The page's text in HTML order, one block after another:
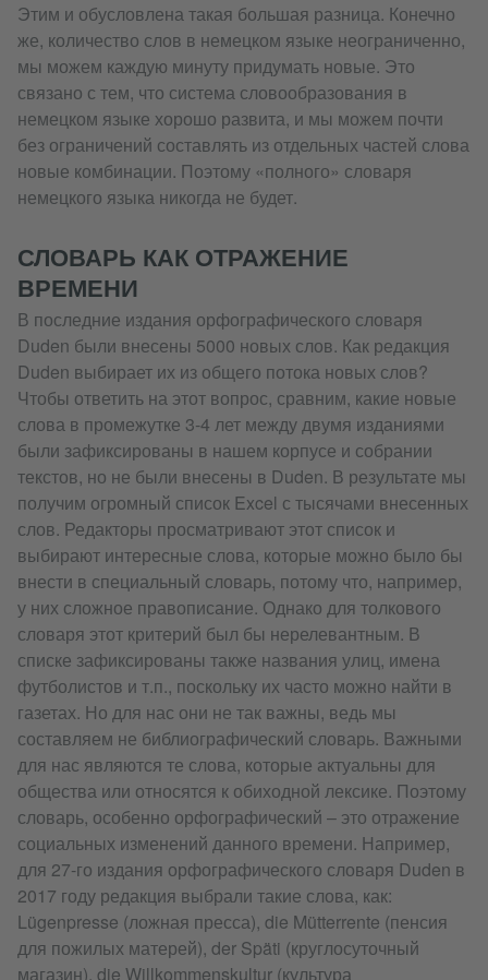
Этим и обусловлена такая большая разница. Конечно
же, количество слов в немецком языке неограниченно,
мы можем каждую минуту придумать новые. Это
связано с тем, что система словообразования в
немецком языке хорошо развита, и мы можем почти
без ограничений составлять из отдельных частей слова
новые комбинации. Поэтому «полного» словаря
немецкого языка никогда не будет.
СЛОВАРЬ КАК ОТРАЖЕНИЕ
ВРЕМЕНИ
В последние издания орфографического словаря
Duden были внесены 5000 новых слов. Как редакция
Duden выбирает их из общего потока новых слов?
Чтобы ответить на этот вопрос, сравним, какие новые
слова в промежутке 3-4 лет между двумя изданиями
были зафиксированы в нашем корпусе и собрании
текстов, но не были внесены в Duden. В результате мы
получим огромный список Excel с тысячами внесенных
слов. Редакторы просматривают этот список и
выбирают интересные слова, которые можно было бы
внести в специальный словарь, потому что, например,
у них сложное правописание. Однако для толкового
словаря этот критерий был бы нерелевантным. В
списке зафиксированы также названия улиц, имена
футболистов и т.п., поскольку их часто можно найти в
газетах. Но для нас они не так важны, ведь мы
составляем не библиографический словарь. Важными
для нас являются те слова, которые актуальны для
общества или относятся к обиходной лексике. Поэтому
словарь, особенно орфографический – это отражение
социальных изменений данного времени. Например,
для 27-го издания орфографического словаря Duden в
2017 году редакция выбрали такие слова, как:
Lügenpresse (ложная пресса), die Mütterrente (пенсия
для пожилых матерей), der Späti (круглосуточный
магазин), die Willkommenskultur (культура